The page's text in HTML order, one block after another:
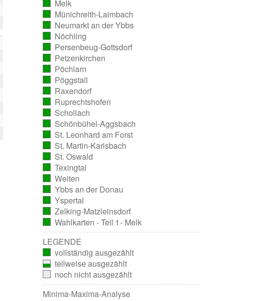
ausgezählt)
Melk
ausgezählt)
Münichreith-Laimbach
ausgezählt)
Neumarkt an der Ybbs
ausgezählt)
Nöchling
ausgezählt)
Persenbeug-Gottsdorf
ausgezählt)
Petzenkirchen
ausgezählt)
Pöchlarn
ausgezählt)
Pöggstall
ausgezählt)
Raxendorf
ausgezählt)
Ruprechtshofen
ausgezählt)
Schollach
ausgezählt)
Schönbühel-Aggsbach(vollständig
ausgezählt)
St. Leonhard am Forst
ausgezählt)
St. Martin-Karlsbach
ausgezählt)
St. Oswald
ausgezählt)
Texingtal
ausgezählt)
Weiten
ausgezählt)
Ybbs an der Donau
ausgezählt)
Yspertal
ausgezählt)
Zelking-Matzleinsdorf
ausgezählt)
Wahlkarten - Teil 1 - Melk(vollständig
ausgezählt)
LEGENDE
vollständig ausgezählt
teilweise ausgezählt
noch nicht ausgezählt
Minima-Maxima-Analyse